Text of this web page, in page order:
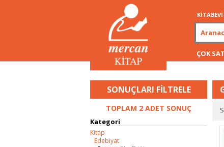
ÇOK
SONUÇLARI FİLTRELE
TOPLAM 2 ADET SONUÇ
Kategori
Kitap
Edebiyat